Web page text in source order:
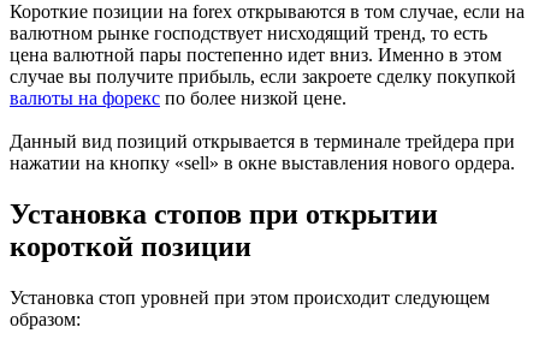
Короткие позиции на forex открываются в том случае, если на
валютном рынке господствует нисходящий тренд, то есть
цена валютной пары постепенно идет вниз. Именно в этом
случае вы получите прибыль, если закроете сделку покупкой
валюты на форекс по более низкой цене.
Данный вид позиций открывается в терминале трейдера при
нажатии на кнопку «sell» в окне выставления нового ордера.
Установка стопов при открытии
короткой позиции
Установка стоп уровней при этом происходит следующем
образом: